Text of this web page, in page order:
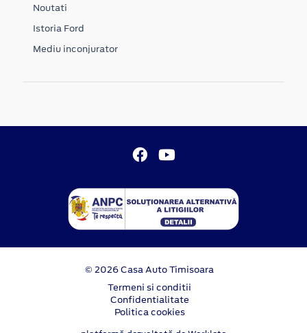
Noutati
Istoria Ford
Mediu inconjurator
© 2026 Casa Auto Timisoara
Termeni si conditii
Confidentialitate
Politica cookies